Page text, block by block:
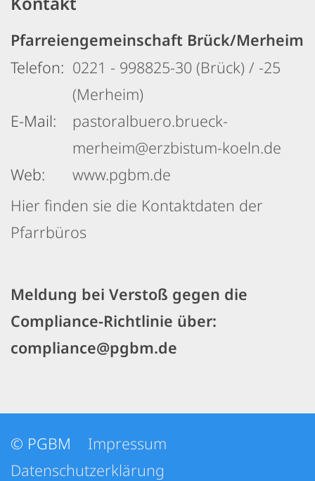
Pfarreiengemeinschaft Brück/Merheim
Telefon: 0221 - 998825-30 (Brück) / -25
(Merheim)
E-Mail:
pastoralbuero.brueck-
merheim@erzbistum-koeln.de
Web:
www.pgbm.de
Hier finden sie die Kontaktdaten der
Pfarrbüros
Meldung bei Verstoß gegen die
Compliance-Richtlinie über:
compliance@pgbm.de
© PGBM
Impressum
Datenschutzerklärung